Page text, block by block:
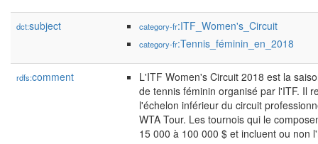
dct:subject category-fr:ITF_Women's_Circuit
category-fr:Tennis_féminin_en_2018
rdfs:comment
L'ITF Women's Circuit 2018 est la
de tennis féminin organisé par l'ITF. Il
l'échelon inférieur du circuit
WTA Tour. Les tournois qui le
15 000 à 100 000 $ et incluent ou non